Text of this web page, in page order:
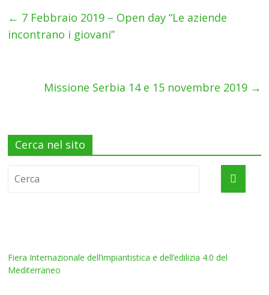
← 7 Febbraio 2019 – Open day “Le aziende
incontrano i giovani”
Missione Serbia 14 e 15 novembre 2019 →
Cerca nel sito
Fiera Internazionale dell’impiantistica e dell’edilizia 4.0 del
Mediterraneo